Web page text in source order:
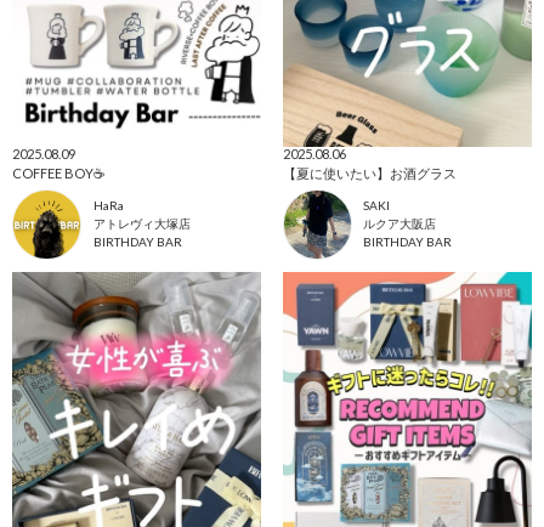
2025.08.09
COFFEE BOY☕️
HaRa
アトレヴィ大塚店
BIRTHDAY BAR
2025.08.06
【夏に使いたい】お酒グラス
SAKI
ルクア大阪店
BIRTHDAY BAR